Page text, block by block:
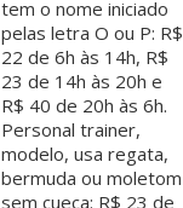
tem o nome iniciado
pelas letra O ou P: R$
22 de 6h às 14h, R$
23 de 14h às 20h e
R$ 40 de 20h às 6h.
Personal trainer,
modelo, usa regata,
bermuda ou moletom
sem cueca: R$ 23 de